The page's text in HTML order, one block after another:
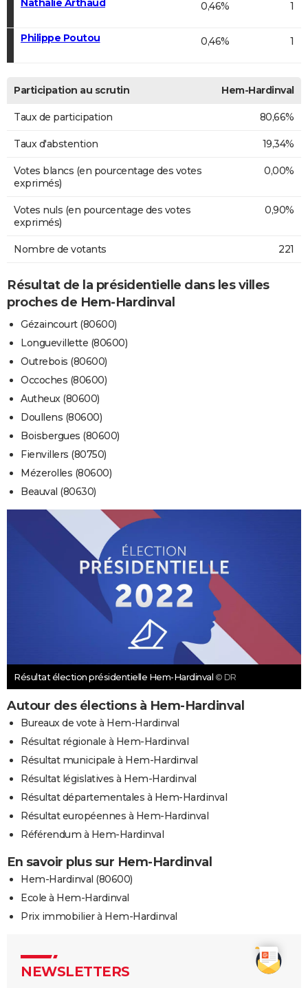
Nathalie Arthaud 0,46% 1
Philippe Poutou 0,46% 1
Participation au scrutin Hem-Hardinval
Taux de participation 80,66%
Taux d'abstention 19,34%
Votes blancs (en pourcentage des votes
exprimés)
0,00%
Votes nuls (en pourcentage des votes
exprimés)
0,90%
Nombre de votants 221
Résultat de la présidentielle dans les villes
proches de Hem-Hardinval
Gézaincourt (80600)
Longuevillette (80600)
Outrebois (80600)
Occoches (80600)
Autheux (80600)
Doullens (80600)
Boisbergues (80600)
Fienvillers (80750)
Mézerolles (80600)
Beauval (80630)
Résultat élection présidentielle Hem-Hardinval © DR
Autour des élections à Hem-Hardinval
Bureaux de vote à Hem-Hardinval
Résultat régionale à Hem-Hardinval
Résultat municipale à Hem-Hardinval
Résultat législatives à Hem-Hardinval
Résultat départementales à Hem-Hardinval
Résultat européennes à Hem-Hardinval
Référendum à Hem-Hardinval
En savoir plus sur Hem-Hardinval
Hem-Hardinval (80600)
Ecole à Hem-Hardinval
Prix immobilier à Hem-Hardinval
NEWSLETTERS